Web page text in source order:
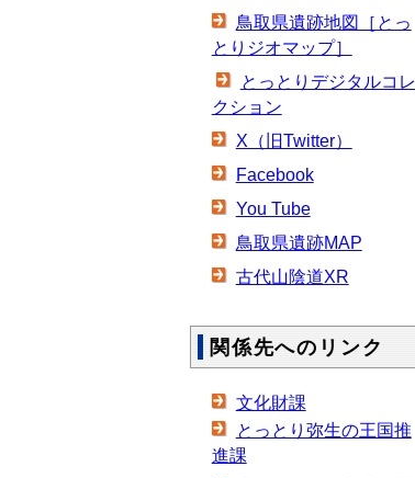
鳥取県遺跡地図［とっ
とりジオマップ］
とっとりデジタルコレ
クション
X（旧Twitter）
Facebook
You Tube
鳥取県遺跡MAP
古代山陰道XR
関係先へのリンク
文化財課
とっとり弥生の王国推
進課